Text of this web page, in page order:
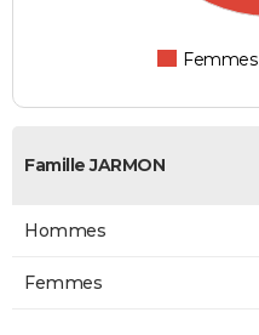
Femmes
Famille JARMON
Hommes
Femmes